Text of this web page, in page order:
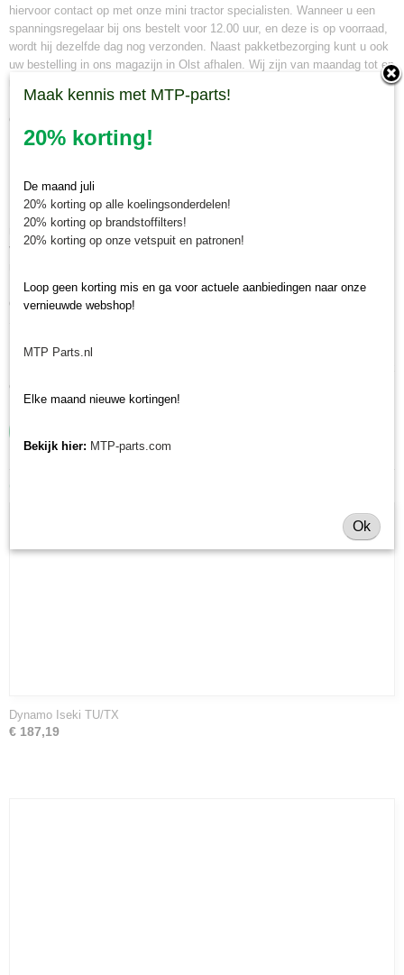
hiervoor contact op met onze mini tractor specialisten. Wanneer u een
spanningsregelaar bij ons bestelt voor 12.00 uur, en deze is op voorraad,
wordt hij dezelfde dag nog verzonden. Naast pakketbezorging kunt u ook
uw bestelling in ons magazijn in Olst afhalen. Wij zijn van maandag tot en
met vrijdag geopend voor afhalen van minitractor onderdelen van 8.30 tot
16.30 uur. Maakt u hiervoor eerst een afspraak via whatsapp 0630381824
of per e-mail info@minitractorparts.nl, dan zijn wij u graag van dienst.
Minitractorparts.nl, uw leverancier voor
minitrekker onderdelen!
Minitractorparts heeft een groot assortiment onderdelen op het gebied van
minitractoren, miditractoren, compacttractoren en aanbouwwerktuigen. Wij
verkopen deze onderdelen met als specialisme de Japanse
Minitractorparts.nl heeft een groot assortiment onderdelen, waaronder
deze spanningsregelaar, voor uw Shibaura SD 1500, SD 1540, SD 1800,
ons volledige Shibaura onderdelen assortiment.
Dynamo Iseki TU/TX
€ 187,19
Maak kennis met MTP-parts!
20% korting!
De maand juli
20% korting op alle koelingsonderdelen!
20% korting op brandstoffilters!
20% korting op onze vetspuit en patronen!
Loop geen korting mis en ga voor actuele aanbiedingen naar onze
vernieuwde webshop!
MTP Parts.nl
Elke maand nieuwe kortingen!
Bekijk hier: MTP-parts.com
Ok